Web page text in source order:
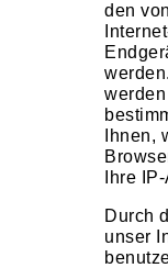
den
Ihnen,
Ihre
Durch
unser